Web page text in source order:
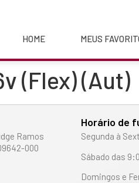
HOME
MEUS
(Flex) (Aut)
Ramos
000
Horário de
Segunda à
Sábado das
Domingos e